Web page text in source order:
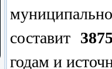
составит
годам и